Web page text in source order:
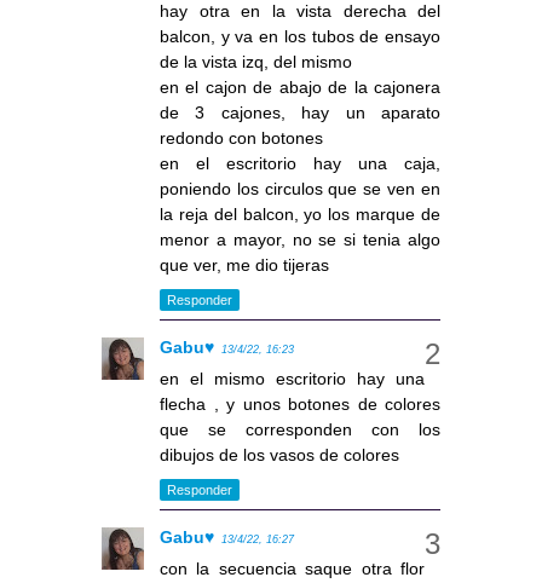
hay otra en la vista derecha del
balcon, y va en los tubos de ensayo
de la vista izq, del mismo
en el cajon de abajo de la cajonera
de 3 cajones, hay un aparato
redondo con botones
en el escritorio hay una caja,
poniendo los circulos que se ven en
la reja del balcon, yo los marque de
menor a mayor, no se si tenia algo
que ver, me dio tijeras
Responder
Gabu♥ 13/4/22, 16:23
en el mismo escritorio hay una
flecha , y unos botones de colores
que se corresponden con los
dibujos de los vasos de colores
Responder
Gabu♥ 13/4/22, 16:27
con la secuencia saque otra flor